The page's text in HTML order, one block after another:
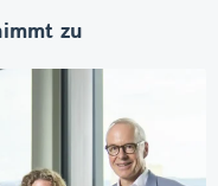
zu